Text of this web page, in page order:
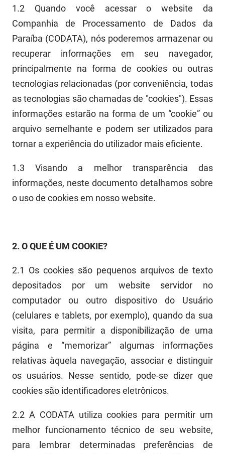
Segurança e Defesa Social
Turismo e Desenvolvimento Econômico
JUCEP
LOTEP
Ouvidoria Geral do Estado
PB Saúde
PROCON
Polícia Militar
Polícia Civil
Rádio Tabajara
SUPLAN
UEPB
1.2 Quando você acessarowebsiteda
Companhia de Processamento de Dados da
Paraíba (CODATA), nós poderemos armazenar ou
recuperar informações em seu navegador,
principalmente na forma de cookies ououtras
tecnologias relacionadas (por conveniência, todas
as tecnologias são chamadas de "cookies"). Essas
informações estarão na forma de um “cookie” ou
arquivo semelhante e podem ser utilizados para
tornar a experiência do utilizador mais eficiente.
1.3Visando a melhor transparência das
informações, neste documento detalhamos sobre
o uso de cookies em nossowebsite.
2. O QUE É UM COOKIE?
2.1 Os cookies são pequenos arquivos de texto
depositados por um website servidor no
computador ou outro dispositivo do Usuário
(celulares e tablets, por exemplo), quando da sua
visita, para permitir a disponibilização de uma
página e “memorizar” algumas informações
relativas àquela navegação, associar e distinguir
os usuários. Nesse sentido, pode-se dizer que
cookies são identificadores eletrônicos.
2.2 A CODATA utiliza cookies para permitir um
melhor funcionamento técnico de seu website,
para lembrar determinadas preferências de